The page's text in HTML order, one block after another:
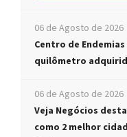
06 de Agosto de 2026
Centro de
quilômetro
06 de Agosto de 2026
Veja Negócios
como 2 melhor